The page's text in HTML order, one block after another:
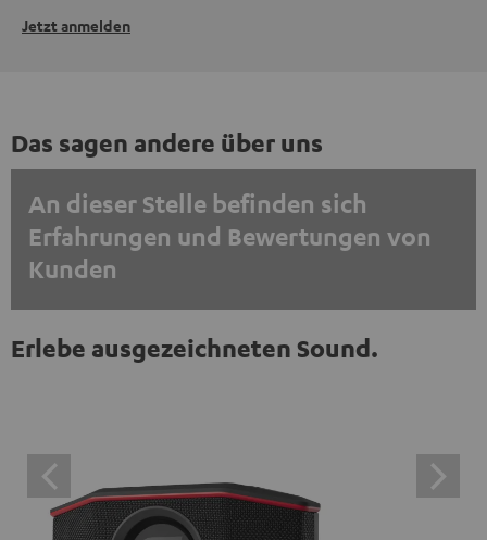
Jetzt anmelden
Das sagen andere über uns
An dieser Stelle befinden sich
Erfahrungen und Bewertungen von
Kunden
EINMALIG ZUSTIMMEN UND ANZEIGEN
werden. Mit dem Anklicken des Inhalts wird zugestimmt,
dass externe Inhalte angezeigt werden. Dabei können
Erlebe ausgezeichneten Sound.